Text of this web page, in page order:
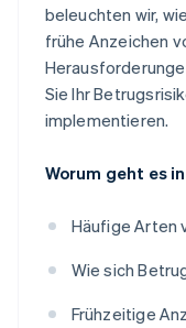
beleuchten wir,
frühe Anzeichen
Sie Ihr
implementieren.
Worum geht es
Häufige Arten
Wie sich
Frühzeitige